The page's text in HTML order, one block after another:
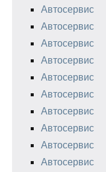
Автосервис
Автосервис
Автосервис
Автосервис
Автосервис
Автосервис
Автосервис
Автосервис
Автосервис
Автосервис